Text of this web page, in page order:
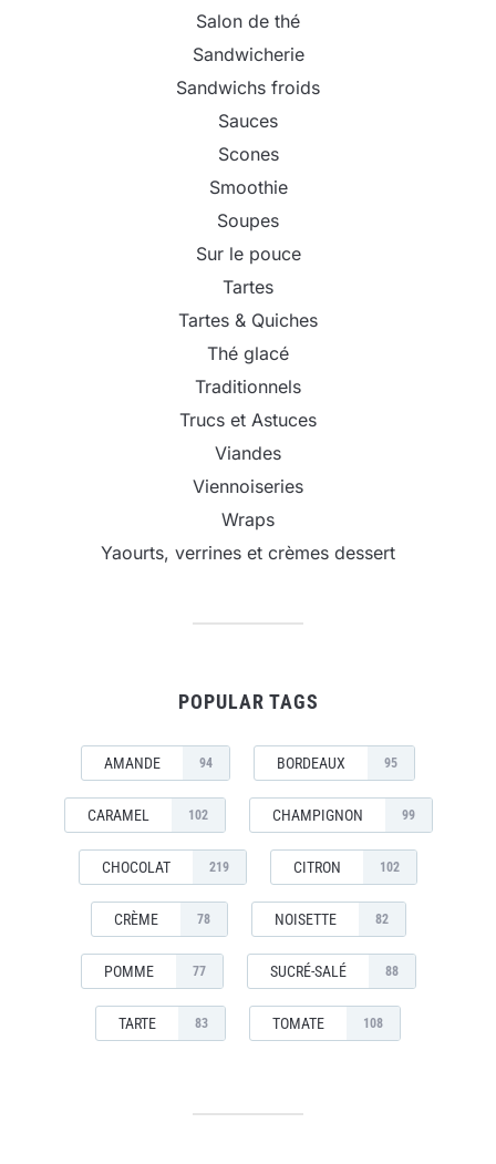
Salon de thé
Sandwicherie
Sandwichs froids
Sauces
Scones
Smoothie
Soupes
Sur le pouce
Tartes
Tartes & Quiches
Thé glacé
Traditionnels
Trucs et Astuces
Viandes
Viennoiseries
Wraps
Yaourts, verrines et crèmes dessert
POPULAR TAGS
AMANDE 94 BORDEAUX 95
CARAMEL 102 CHAMPIGNON 99
CHOCOLAT 219 CITRON 102
CRÈME 78 NOISETTE 82
POMME 77 SUCRÉ-SALÉ 88
TARTE 83 TOMATE 108